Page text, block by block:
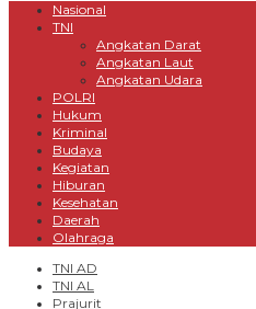
Nasional
TNI
Angkatan Darat
Angkatan Laut
Angkatan Udara
POLRI
Hukum
Kriminal
Budaya
Kegiatan
Hiburan
Kesehatan
Daerah
Olahraga
TNI AD
TNI AL
Prajurit